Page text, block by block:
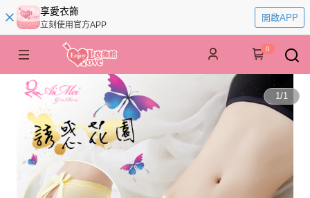
享愛衣飾
立刻使用官方APP
開啟APP
0
1/1